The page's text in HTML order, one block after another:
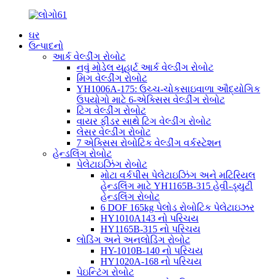
ઘર
ઉત્પાદનો
આર્ક વેલ્ડીંગ રોબોટ
નવું મોડેલ યૂહાર્ટ આર્ક વેલ્ડીંગ રોબોટ
મિગ વેલ્ડીંગ રોબોટ
YH1006A-175: ઉચ્ચ-ચોકસાઇવાળા ઔદ્યોગિક
ઉપયોગો માટે 6-એક્સિસ વેલ્ડીંગ રોબોટ
ટિગ વેલ્ડીંગ રોબોટ
વાયર ફીડર સાથે ટિગ વેલ્ડીંગ રોબોટ
લેસર વેલ્ડીંગ રોબોટ
7 એક્સિસ રોબોટિક વેલ્ડીંગ વર્કસ્ટેશન
હેન્ડલિંગ રોબોટ
પેલેટાઇઝિંગ રોબોટ
મોટા વર્કપીસ પેલેટાઇઝિંગ અને મટિરિયલ
હેન્ડલિંગ માટે YH1165B-315 હેવી-ડ્યુટી
હેન્ડલિંગ રોબોટ
6 DOF 165kg પેલોડ રોબોટિક પેલેટાઇઝર
HY1010A143 નો પરિચય
HY1165B-315 નો પરિચય
લોડિંગ અને અનલોડિંગ રોબોટ
HY-1010B-140 નો પરિચય
HY1020A-168 નો પરિચય
પેઇન્ટિંગ રોબોટ